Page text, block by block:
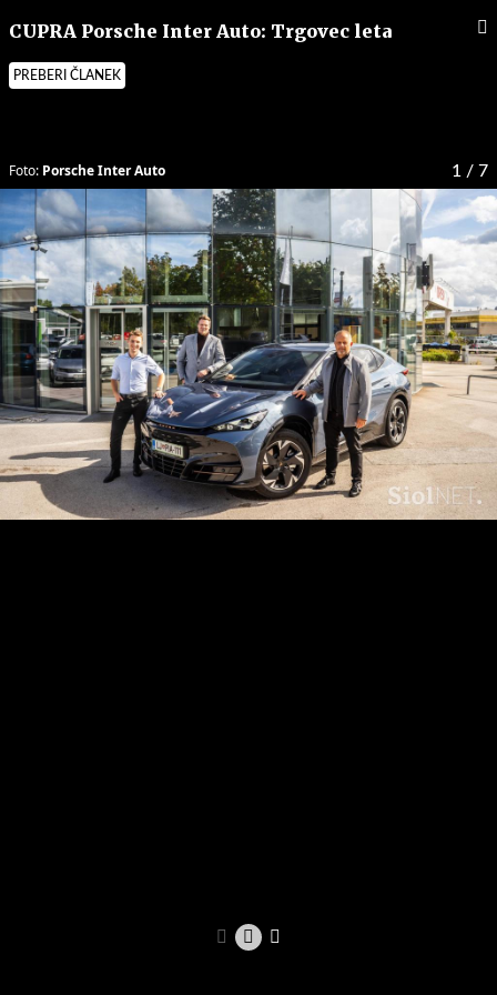
CUPRA Porsche Inter Auto: Trgovec leta
PREBERI ČLANEK
1 / 7
Foto: Porsche Inter Auto